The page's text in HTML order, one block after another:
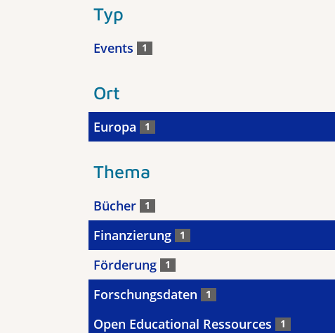
Typ
Events 1
Ort
Europa 1
Thema
Bücher 1
Finanzierung 1
Förderung 1
Forschungsdaten 1
Open Educational Ressources 1